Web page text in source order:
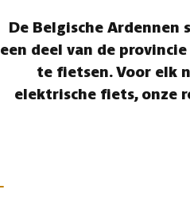
De Belgische Ardennen
een deel van de
te fietsen. Voor elk
elektrische fiets, onze